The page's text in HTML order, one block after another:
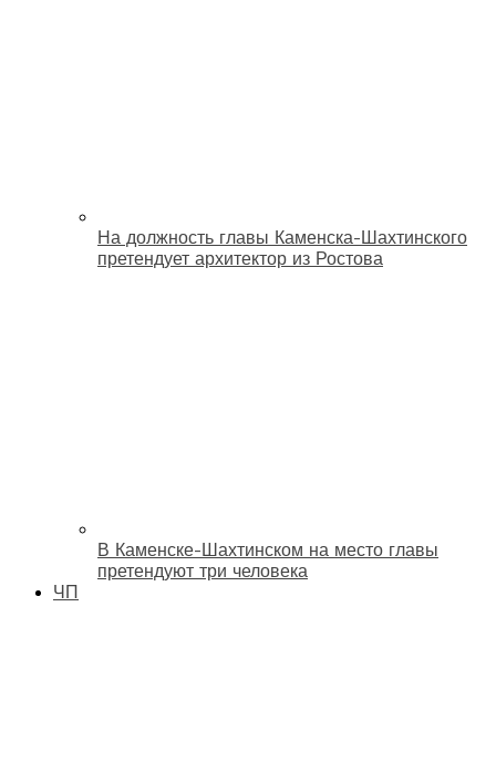
На должность главы Каменска-Шахтинского
претендует архитектор из Ростова
В Каменске-Шахтинском на место главы
претендуют три человека
ЧП